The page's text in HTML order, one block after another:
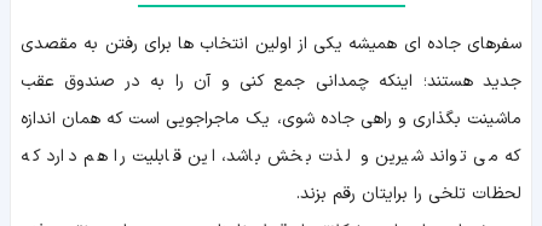
سفرهای جاده ای همیشه یکی از اولین انتخاب ها برای رفتن به مقصدی
جدید هستند؛ اینکه چمدانی جمع کنی و آن را به در صندوق عقب
ماشینت بگذاری و راهی جاده شوی، یک ماجراجویی است که همان اندازه
که می تواند شیرین و لذت بخش باشد، این قابلیت را هم دارد که
لحظات تلخی را برایتان رقم بزند.